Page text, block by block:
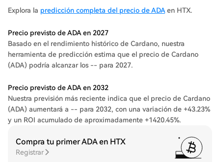
Explora la predicción completa del precio de ADA en HTX.
Precio previsto de ADA en 2027
Basado en el rendimiento histórico de Cardano, nuestra
herramienta de predicción estima que el precio de Cardano
(ADA) podría alcanzar los -- para 2027.
Precio previsto de ADA en 2032
Nuestra previsión más reciente indica que el precio de Cardano
(ADA) aumentará a -- para 2032, con una variación de +43.23%
y un ROI acumulado de aproximadamente +1420.45%.
Compra tu primer ADA en HTX
Registrar